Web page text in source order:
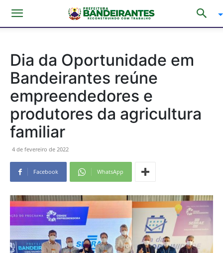
Dia da Oportunidade em
Bandeirantes reúne
empreendedores e
produtores da agricultura
familiar
4 de fevereiro de 2022
Facebook WhatsApp